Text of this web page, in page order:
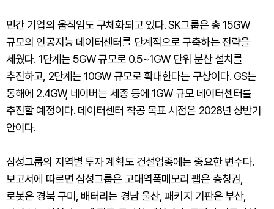
민간 기업의 움직임도 구체화되고 있다. SK그룹은 총 15GW
규모의 인공지능 데이터센터를 단계적으로 구축하는 전략을
세웠다. 1단계는 5GW 규모로 0.5~1GW 단위 분산 설치를
추진하고, 2단계는 10GW 규모로 확대한다는 구상이다. GS는
동해에 2.4GW, 네이버는 세종 등에 1GW 규모 데이터센터를
추진할 예정이다. 데이터센터 착공 목표 시점은 2028년 상반기
안이다.
삼성그룹의 지역별 투자 계획도 건설업종에는 중요한 변수다.
보고서에 따르면 삼성그룹은 고대역폭메모리 팹은 충청권,
로봇은 경북 구미, 배터리는 경남 울산, 패키지 기판은 부산,